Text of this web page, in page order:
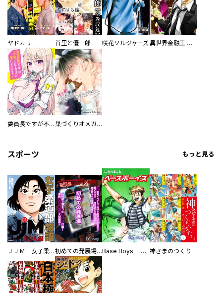
ヤドカリ 首里と優一郎 咲花ソルジャーズ 異世界金融王 ～クローネ・ゴルディオンの覇道～
委員長ですが不良になるほど恋してます！ 巣づくりオメガバース
スポーツ もっと見る
ＪＪＭ 女子柔道部物語 社会人編 初めての発展場 【白抜き修正版】 Base Boys 新装版 神さまのつくりかた。スーパー大合本